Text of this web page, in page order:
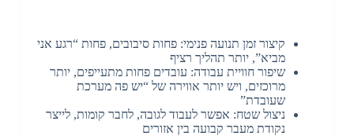
קיצור זמן תנועה פנימי: פחות סיבובים, פחות “רגע אני
מביא”, יותר תהליך רציף
שיפור חוויית עבודה: עובדים פחות מתעייפים, יותר
מרוכזים, ויש יותר אווירה של “יש פה מערכת
שעובדת”
ניצול שטח: אפשר לעבוד לגובה, לחבר קומות, לייצר
נקודת מעבר קבועה בין אזורים